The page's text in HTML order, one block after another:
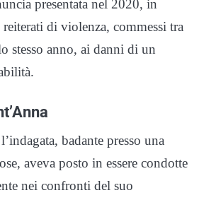
presentata nel 2020, in
di violenza, commessi tra
stesso anno, ai danni di un
badante presso una
aveva posto in essere condotte
nei confronti del suo